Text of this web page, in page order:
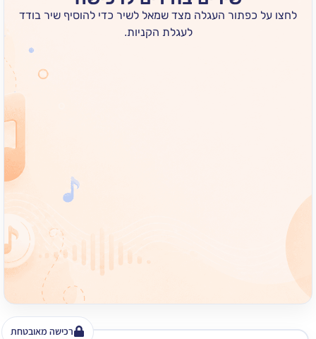
כפתור העגלה מצד שמאל לשיר כדי להוסיף שיר בודד
לעגלת הקניות.
רכישה מאובטחת